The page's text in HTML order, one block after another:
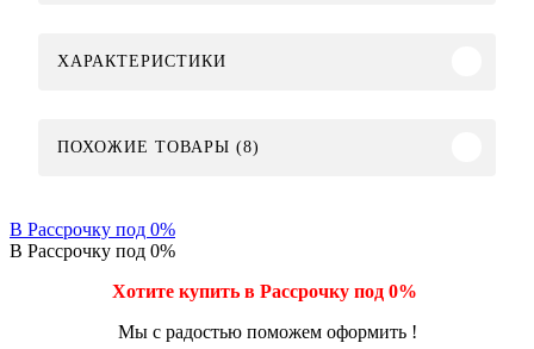
ХАРАКТЕРИСТИКИ
ПОХОЖИЕ ТОВАРЫ (8)
В Рассрочку под 0%
В Рассрочку под 0%
Хотите купить в Рассрочку под 0%
Мы с радостью поможем оформить !